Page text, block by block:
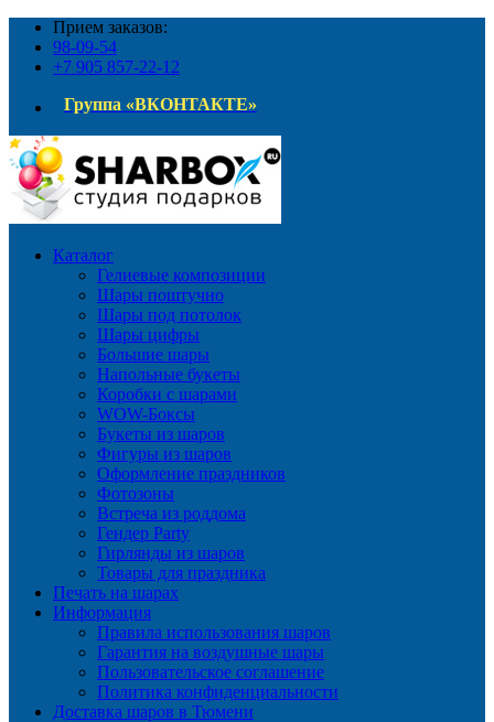
Прием заказов:
98-09-54
+7 905 857-22-12
Группа «ВКОНТАКТЕ»
Каталог
Гелиевые композиции
Шары поштучно
Шары под потолок
Шары цифры
Большие шары
Напольные букеты
Коробки с шарами
WOW-Боксы
Букеты из шаров
Фигуры из шаров
Оформление праздников
Фотозоны
Встреча из роддома
Гендер Party
Гирлянды из шаров
Товары для праздника
Печать на шарах
Информация
Правила использования шаров
Гарантия на воздушные шары
Пользовательское соглашение
Политика конфиденциальности
Доставка шаров в Тюмени